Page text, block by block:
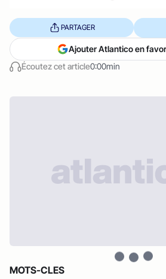
Écoutez cet article0:00min
PARTAGER
Ajouter Atlantico en
MOTS-CLES